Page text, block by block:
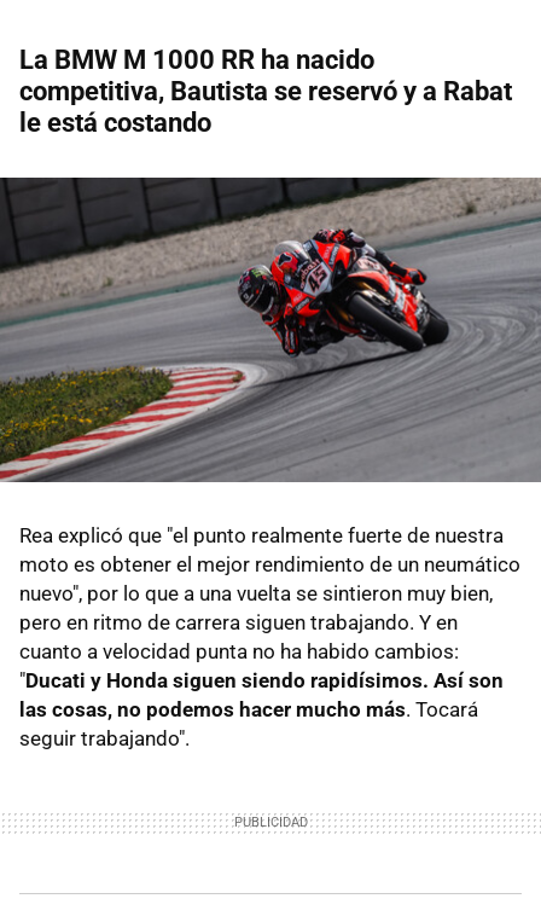
La BMW M 1000 RR ha nacido
competitiva, Bautista se reservó y a Rabat
le está costando
Rea explicó que "el punto realmente fuerte de nuestra
moto es obtener el mejor rendimiento de un neumático
nuevo", por lo que a una vuelta se sintieron muy bien,
pero en ritmo de carrera siguen trabajando. Y en
cuanto a velocidad punta no ha habido cambios:
"Ducati y Honda siguen siendo rapidísimos. Así son
las cosas, no podemos hacer mucho más. Tocará
seguir trabajando".